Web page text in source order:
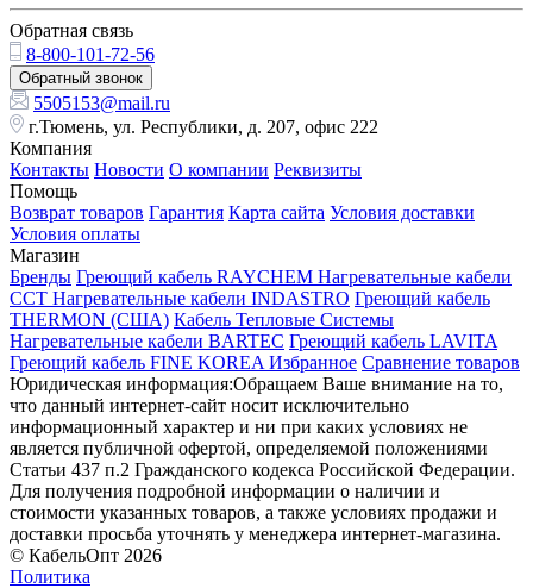
Обратная связь
8-800-101-72-56
Обратный звонок
5505153@mail.ru
г.Тюмень, ул. Республики, д. 207, офис 222
Компания
Контакты Новости О компании Реквизиты
Помощь
Возврат товаров Гарантия Карта сайта Условия доставки
Условия оплаты
Магазин
Бренды Греющий кабель RAYCHEM Нагревательные кабели
ССТ Нагревательные кабели INDASTRO Греющий кабель
THERMON (США) Кабель Тепловые Системы
Нагревательные кабели BARTEC Греющий кабель LAVITA
Греющий кабель FINE KOREA Избранное Сравнение товаров
Юридическая информация:Обращаем Ваше внимание на то,
что данный интернет-сайт носит исключительно
информационный характер и ни при каких условиях не
является публичной офертой, определяемой положениями
Статьи 437 п.2 Гражданского кодекса Российской Федерации.
Для получения подробной информации о наличии и
стоимости указанных товаров, а также условиях продажи и
доставки просьба уточнять у менеджера интернет-магазина.
© КабельОпт 2026
Политика